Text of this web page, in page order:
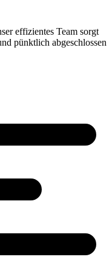
effizientes Team sorgt
pünktlich abgeschlossen